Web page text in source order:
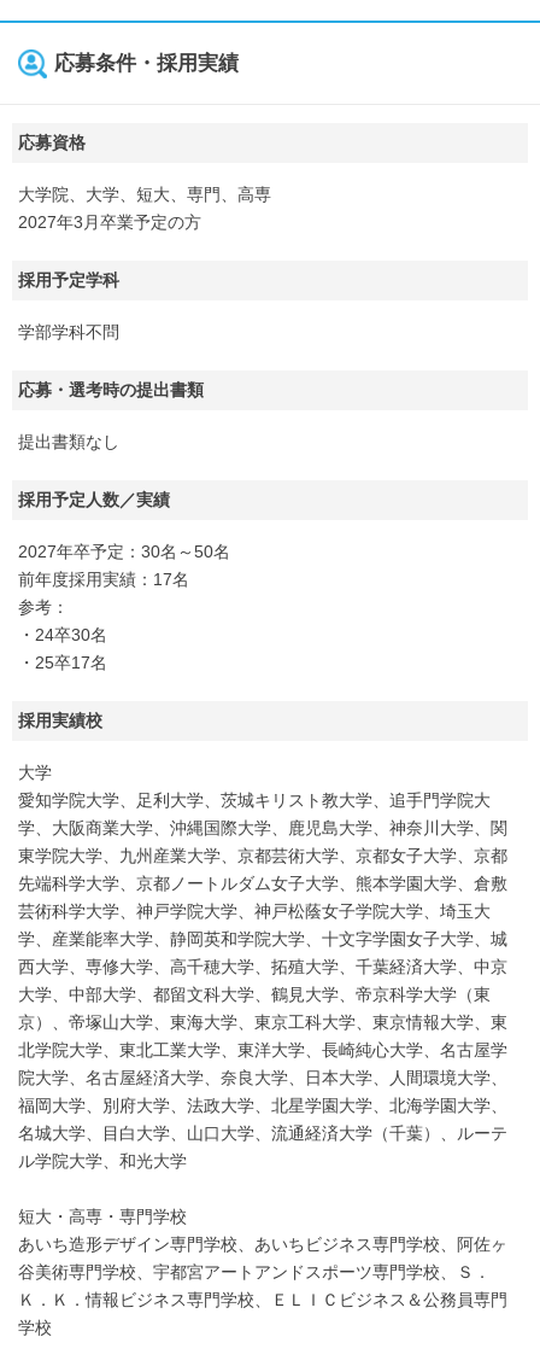
応募条件・採用実績
応募資格
大学院、大学、短大、専門、高専
2027年3月卒業予定の方
採用予定学科
学部学科不問
応募・選考時の提出書類
提出書類なし
採用予定人数／実績
2027年卒予定：30名～50名
前年度採用実績：17名
参考：
・24卒30名
・25卒17名
採用実績校
大学
愛知学院大学、足利大学、茨城キリスト教大学、追手門学院大
学、大阪商業大学、沖縄国際大学、鹿児島大学、神奈川大学、関
東学院大学、九州産業大学、京都芸術大学、京都女子大学、京都
先端科学大学、京都ノートルダム女子大学、熊本学園大学、倉敷
芸術科学大学、神戸学院大学、神戸松蔭女子学院大学、埼玉大
学、産業能率大学、静岡英和学院大学、十文字学園女子大学、城
西大学、専修大学、高千穂大学、拓殖大学、千葉経済大学、中京
大学、中部大学、都留文科大学、鶴見大学、帝京科学大学（東
京）、帝塚山大学、東海大学、東京工科大学、東京情報大学、東
北学院大学、東北工業大学、東洋大学、長崎純心大学、名古屋学
院大学、名古屋経済大学、奈良大学、日本大学、人間環境大学、
福岡大学、別府大学、法政大学、北星学園大学、北海学園大学、
名城大学、目白大学、山口大学、流通経済大学（千葉）、ルーテ
ル学院大学、和光大学
短大・高専・専門学校
あいち造形デザイン専門学校、あいちビジネス専門学校、阿佐ヶ
谷美術専門学校、宇都宮アートアンドスポーツ専門学校、Ｓ．
Ｋ．Ｋ．情報ビジネス専門学校、ＥＬＩＣビジネス＆公務員専門
学校